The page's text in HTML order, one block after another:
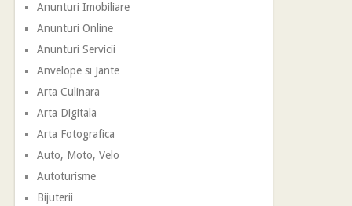
Anunturi Imobiliare
Anunturi Online
Anunturi Servicii
Anvelope si Jante
Arta Culinara
Arta Digitala
Arta Fotografica
Auto, Moto, Velo
Autoturisme
Bijuterii